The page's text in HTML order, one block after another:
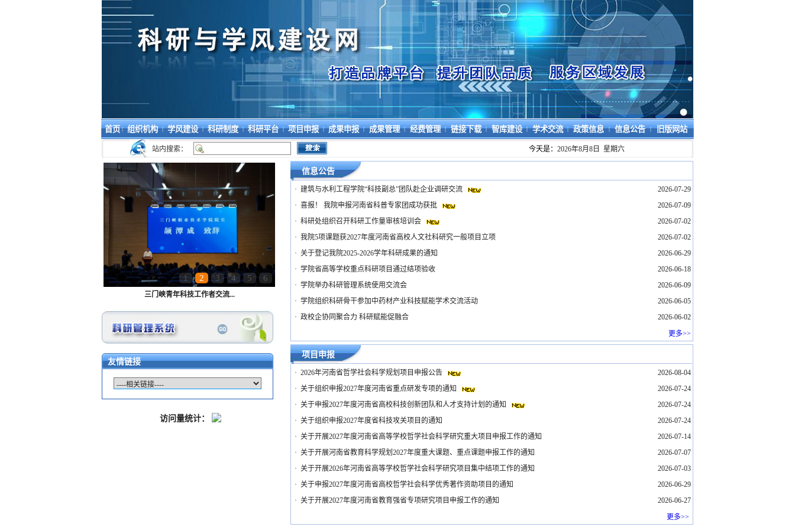
首页 | 组织机构 | 学风建设 | 科研制度 | 科研平台 | 项目申报 | 成果申报 | 成果管理 | 经费管理 | 链接下载 | 智库建设 | 学术交流 | 政策信息 | 信息公告 | 旧版网站
站内搜索： 今天是： 2026年8月8日 星期六
1 2 3 4 5 6
三门峡青年科技工作者交流...
友情链接
访问量统计：
信息公告
· 建筑与水利工程学院“科技副总”团队赴企业调研交流
2026-07-29
· 喜报！ 我院申报河南省科普专家团成功获批
2026-07-09
· 科研处组织召开科研工作量审核培训会
2026-07-02
· 我院5项课题获2027年度河南省高校人文社科研究一般项目立项
2026-07-02
· 关于登记我院2025-2026学年科研成果的通知
2026-06-29
· 学院省高等学校重点科研项目通过结项验收
2026-06-18
· 学院举办科研管理系统使用交流会
2026-06-09
· 学院组织科研骨干参加中药材产业科技赋能学术交流活动
2026-06-05
· 政校企协同聚合力 科研赋能促融合
2026-06-02
更多>>
项目申报
· 2026年河南省哲学社会科学规划项目申报公告
2026-08-04
· 关于组织申报2027年度河南省重点研发专项的通知
2026-07-24
· 关于申报2027年度河南省高校科技创新团队和人才支持计划的通知
2026-07-24
· 关于组织申报2027年度省科技攻关项目的通知
2026-07-24
· 关于开展2027年度河南省高等学校哲学社会科学研究重大项目申报工作的通知
2026-07-14
· 关于开展河南省教育科学规划2027年度重大课题、重点课题申报工作的通知
2026-07-07
· 关于开展2026年河南省高等学校哲学社会科学研究项目集中结项工作的通知
2026-07-03
· 关于申报2027年度河南省高校哲学社会科学优秀著作资助项目的通知
2026-06-29
· 关于开展2027年度河南省教育强省专项研究项目申报工作的通知
2026-06-27
更多>>